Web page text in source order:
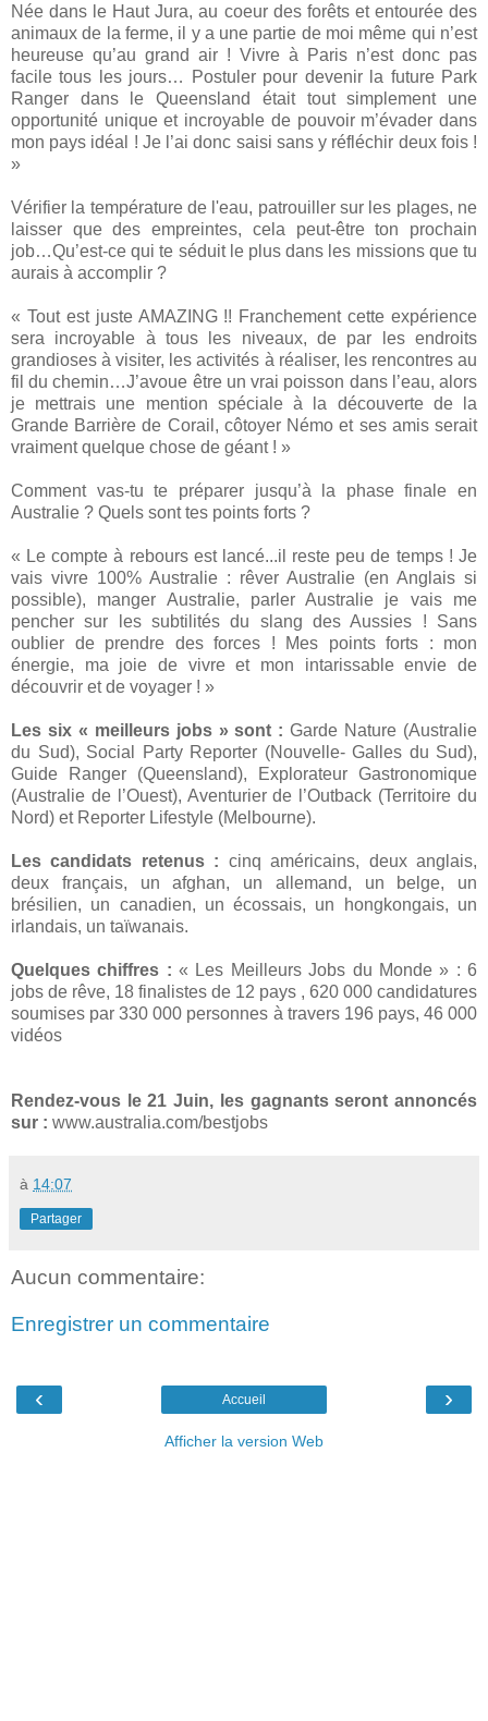
Née dans le Haut Jura, au coeur des forêts et entourée des
animaux de la ferme, il y a une partie de moi même qui n’est
heureuse qu’au grand air ! Vivre à Paris n’est donc pas
facile tous les jours… Postuler pour devenir la future Park
Ranger dans le Queensland était tout simplement une
opportunité unique et incroyable de pouvoir m’évader dans
mon pays idéal ! Je l’ai donc saisi sans y réfléchir deux fois !
»
Vérifier la température de l'eau, patrouiller sur les plages, ne
laisser que des empreintes, cela peut-être ton prochain
job…Qu’est-ce qui te séduit le plus dans les missions que tu
aurais à accomplir ?
« Tout est juste AMAZING !! Franchement cette expérience
sera incroyable à tous les niveaux, de par les endroits
grandioses à visiter, les activités à réaliser, les rencontres au
fil du chemin…J’avoue être un vrai poisson dans l’eau, alors
je mettrais une mention spéciale à la découverte de
la
Grande Barrière de Corail, côtoyer Némo et ses amis serait
vraiment quelque chose de géant ! »
Comment vas-tu te préparer jusqu’à la phase finale en
Australie ? Quels sont tes points forts ?
« Le compte à rebours est lancé...il reste peu de temps ! Je
vais vivre 100% Australie : rêver Australie (en Anglais si
possible), manger Australie, parler Australie je vais me
pencher sur les subtilités du slang des Aussies ! Sans
oublier de prendre des forces ! Mes points forts : mon
énergie, ma joie de vivre et mon intarissable envie de
découvrir et de voyager ! »
Les six « meilleurs jobs » sont : Garde Nature (Australie
du Sud), Social Party Reporter (Nouvelle- Galles du Sud),
Guide Ranger (Queensland), Explorateur Gastronomique
(Australie de l’Ouest), Aventurier de l’Outback (Territoire du
Nord) et Reporter Lifestyle (Melbourne).
Les candidats retenus : cinq américains, deux anglais,
deux français, un afghan, un allemand, un belge, un
brésilien, un canadien, un écossais, un hongkongais, un
irlandais, un taïwanais.
Quelques chiffres : « Les Meilleurs Jobs du Monde » : 6
jobs de rêve, 18 finalistes de 12 pays , 620 000 candidatures
soumises par 330 000 personnes à travers 196 pays, 46 000
vidéos
Rendez-vous le 21 Juin, les gagnants seront annoncés
sur : www.australia.com/bestjobs
à 14:07
Partager
Aucun commentaire:
Enregistrer un commentaire
‹ ›
Accueil
Afficher la version Web